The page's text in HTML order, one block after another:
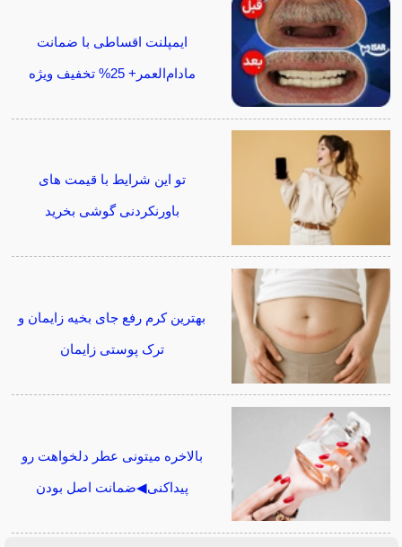
ایمپلنت اقساطی با ضمانت
مادام‌العمر+ 25% تخفیف ویژه
تو این شرایط با قیمت های
باورنکردنی گوشی بخرید
بهترین کرم رفع جای بخیه زایمان و
ترک پوستی زایمان
بالاخره میتونی عطر دلخواهت رو
پیداکنی◀ضمانت اصل بودن